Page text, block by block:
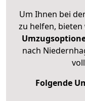
Um Ihnen bei
zu helfen,
nach
Folgende